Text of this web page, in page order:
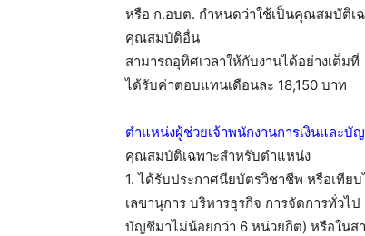
หรือ ก.อบต. กำหนดว่าใช้เป็นคุณสมบัติเ
คุณสมบัติอื่น
สามารถอุทิศเวลาให้กับงานได้อย่างเต็มที่
ได้รับค่าตอบแทนเดือนละ 18,150 บาท
ตำแหน่งผู้ช่วยเจ้าพนักงานการเงินและบั
คุณสมบัติเฉพาะสำหรับตำแหน่ง
1. ได้รับประกาศนียบัตรวิชาชีพ หรือเที
เลขานุการ บริหารธุรกิจ การจัดการทั่วไ
บัญชีมาไม่น้อยกว่า 6 หน่วยกิต) หรือในส